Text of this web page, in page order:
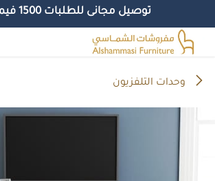
توصيل مجانى للطلبات 1500 فيما فوق
تخطي للذهاب إلى المحتوى
وحدات التلفزيون